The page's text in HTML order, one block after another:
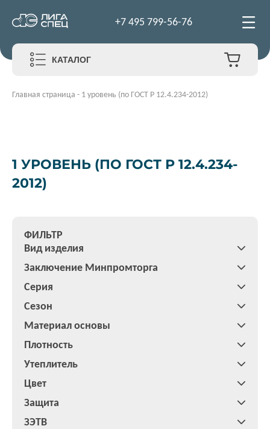
+7 495 799-56-76
КАТАЛОГ
Главная страница - 1 уровень (по ГОСТ Р 12.4.234-2012)
1 УРОВЕНЬ (ПО ГОСТ Р 12.4.234-
2012)
ФИЛЬТР
Вид изделия
Заключение Минпромторга
Серия
Сезон
Материал основы
Плотность
Утеплитель
Цвет
Защита
ЗЭТВ